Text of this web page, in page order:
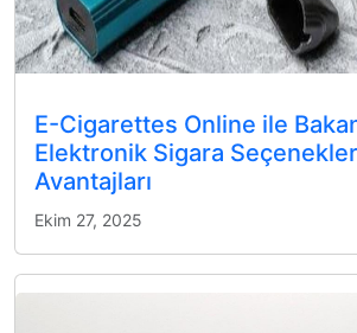
E-Cigarettes Online ile
Elektronik Sigara
Avantajları
Ekim 27, 2025